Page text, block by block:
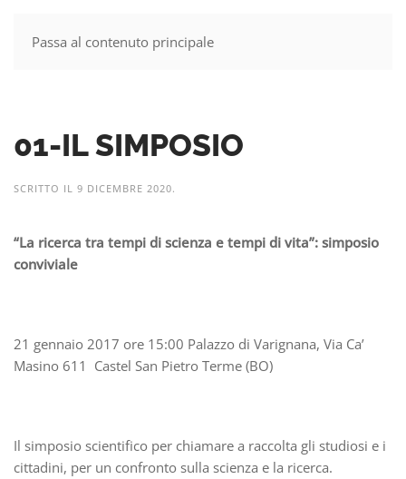
Passa al contenuto principale
MENU
01-IL SIMPOSIO
SCRITTO IL 9 DICEMBRE 2020.
“La ricerca tra tempi di scienza e tempi di vita”: simposio
conviviale
21 gennaio 2017 ore 15:00 Palazzo di Varignana, Via Ca’
Masino 611 Castel San Pietro Terme (BO)
Il simposio scientifico per chiamare a raccolta gli studiosi e i
cittadini, per un confronto sulla scienza e la ricerca.